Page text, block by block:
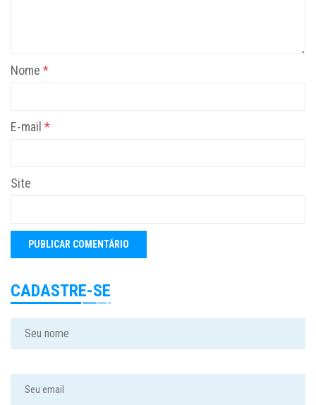
Nome *
E-mail *
Site
CADASTRE-SE